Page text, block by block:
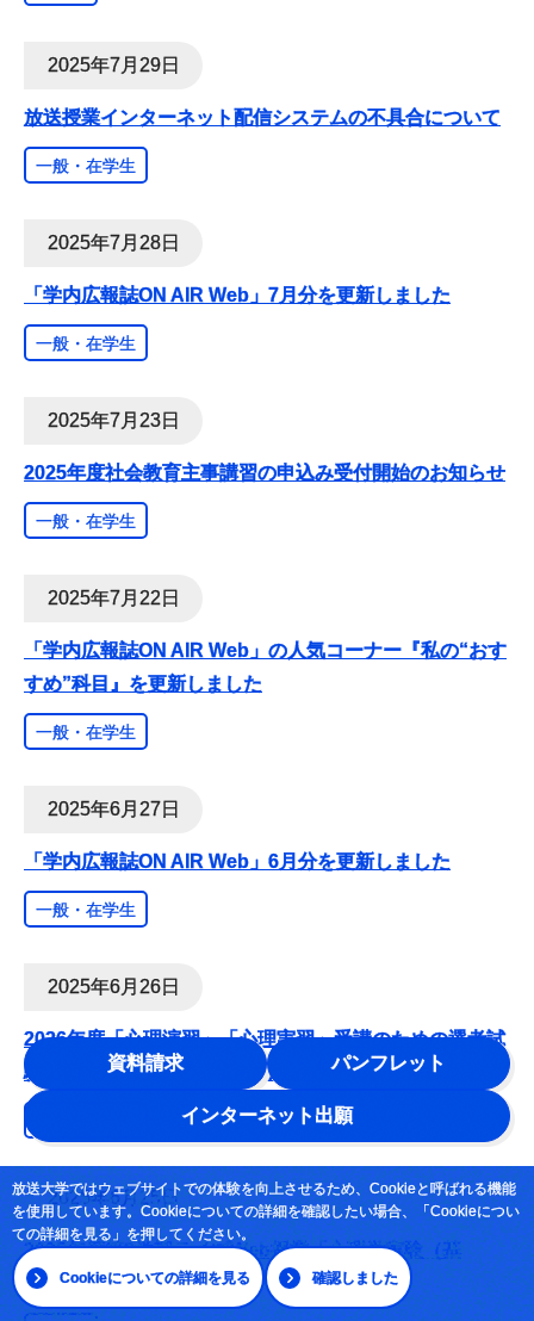
放送大学ではウェブサイトでの体験を向上させるため、Cookieと呼ばれる機能
を使用しています。Cookieについての詳細を確認したい場合、「Cookieについ
ての詳細を見る」を押してください。
Cookieについての詳細を見る 確認しました
2025年7月29日
放送授業インターネット配信システムの不具合について
一般・在学生
2025年7月28日
「学内広報誌ON AIR Web」7月分を更新しました
一般・在学生
2025年7月23日
2025年度社会教育主事講習の申込み受付開始のお知らせ
一般・在学生
2025年7月22日
「学内広報誌ON AIR Web」の人気コーナー『私の“おす
すめ”科目』を更新しました
一般・在学生
2025年6月27日
「学内広報誌ON AIR Web」6月分を更新しました
一般・在学生
2025年6月26日
2026年度「心理演習」「心理実習」受講のための選考試
験出願方法について「選考試験」ページ内に掲載しま
2025年6月25日
2025年度第2学期ライブWeb授業「心理学実験（基
礎）」の開設について
資料請求 パンフレット
インターネット出願